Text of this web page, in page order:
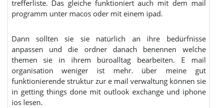
trefferliste. Das gleiche funktioniert auch mit dem mail
programm unter macos oder mit einem ipad.
Dann sollten sie sie natürlich an ihre bedürfnisse
anpassen und die ordner danach benennen welche
themen sie in ihrem büroalltag bearbeiten. E mail
organisation weniger ist mehr. über meine gut
funktionierende struktur zur e mail verwaltung können sie
in getting things done mit outlook exchange und iphone
ios lesen.